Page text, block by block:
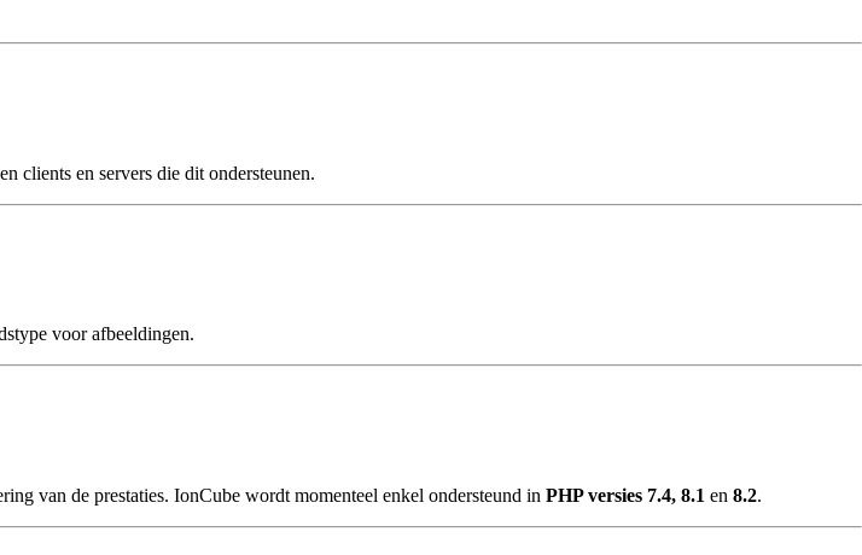
clients en servers die dit ondersteunen.
voor afbeeldingen.
van de prestaties. IonCube wordt momenteel enkel ondersteund in PHP versies 7.4, 8.1 en 8.2.